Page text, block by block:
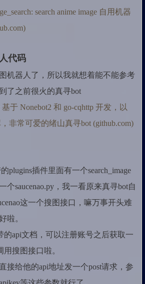
search anime image 自用机器
代码
机器人了，所以我就想着能不能参考
了之前很火的真寻bot
于 Nonebot2 和 go-cqhttp 开发，以
非常可爱的绪山真寻bot (github.com)
plugins插件里面有一个search_image
个saucenao.py，我一看原来真寻bot自
这一个搜图接口，嘛万事开头难
啦。
的api文档，可以注册账号之后获取一
搜图接口啦。
接给他的api地址发一个post请求，参